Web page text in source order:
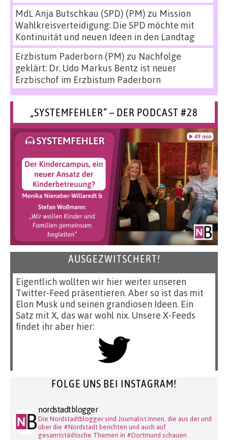
MdL Anja Butschkau (SPD) (PM) zu Mission
Wahlkreisverteidigung: Die SPD möchte mit
Kontinuität und neuen Ideen in den Landtag
Erzbistum Paderborn (PM) zu Nachfolge
geklärt: Dr. Udo Markus Bentz ist neuer
Erzbischof im Erzbistum Paderborn
„SYSTEMFEHLER“ – DER PODCAST #28
AUSGEZWITSCHERT!
Eigentlich wollten wir hier weiter unseren
Twitter-Feed präsentieren. Aber so ist das mit
Elon Musk und seinen grandiosen Ideen. Ein
Satz mit X, das war wohl nix. Unsere X-Feeds
findet ihr aber hier:
FOLGE UNS BEI INSTAGRAM!
nordstadtblogger
Die Nordstadtblogger sind Journalist:innen, die aus der und
über die #Nordstadt berichten und auch auf
gesamtstädtische Themen in #Dortmund schauen